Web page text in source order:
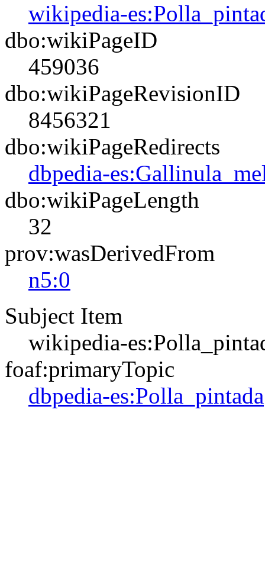
wikipedia-
dbo:wikiPageID
459036
dbo:wikiPageRevisionID
8456321
dbo:wikiPageRedirects
dbpedia-
dbo:wikiPageLength
32
prov:wasDerivedFrom
n5:0
Subject Item
wikipedia-
foaf:primaryTopic
dbpedia-es:Polla_pintada